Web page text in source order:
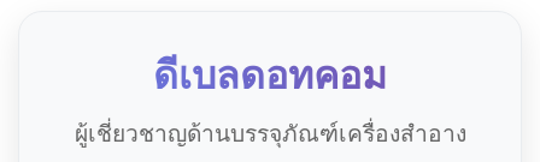
ดีเบลดอทคอม
ผู้เชี่ยวชาญด้านบรรจุภัณฑ์เครื่องสำอาง